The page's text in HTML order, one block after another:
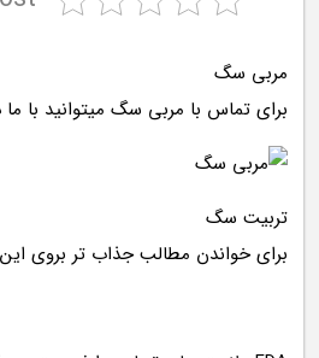
مربی سگ
برای تماس با مربی سگ میتوانید با ما
تربیت سگ
برای خواندن مطالب جذاب تر بروی